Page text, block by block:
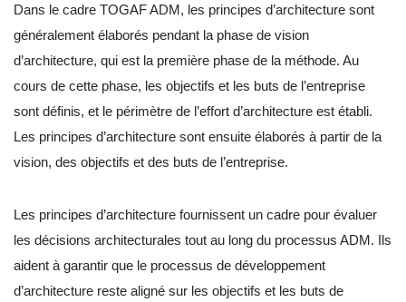
Dans le cadre TOGAF ADM, les principes d’architecture sont
généralement élaborés pendant la phase de vision
d’architecture, qui est la première phase de la méthode. Au
cours de cette phase, les objectifs et les buts de l’entreprise
sont définis, et le périmètre de l’effort d’architecture est établi.
Les principes d’architecture sont ensuite élaborés à partir de la
vision, des objectifs et des buts de l’entreprise.
Les principes d’architecture fournissent un cadre pour évaluer
les décisions architecturales tout au long du processus ADM. Ils
aident à garantir que le processus de développement
d’architecture reste aligné sur les objectifs et les buts de